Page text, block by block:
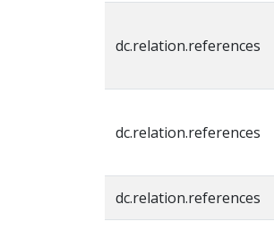
dc.relation.references
dc.relation.references
dc.relation.references